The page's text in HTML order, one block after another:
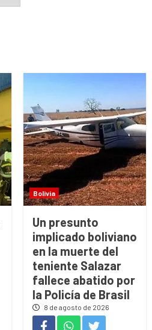
Bolivia
Un presunto
implicado boliviano
en la muerte del
teniente Salazar
fallece abatido por
la Policía de Brasil
8 de agosto de 2026